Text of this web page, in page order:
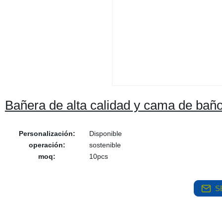
Bañera de alta calidad y cama de
Personalización:
Disponible
operación:
sostenible
moq:
10pcs